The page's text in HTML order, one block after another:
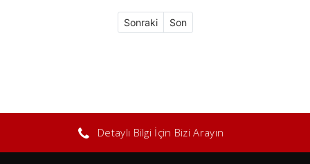
Sonraki Son
Detaylı Bilgi İçin Bizi Arayın